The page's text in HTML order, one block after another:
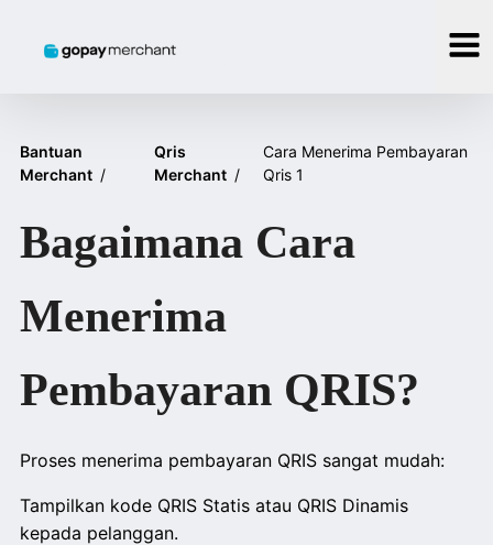
Bantuan
Merchant /
Qris
Merchant /
Cara Menerima Pembayaran
Qris 1
Bagaimana Cara
Menerima
Pembayaran QRIS?
Proses menerima pembayaran QRIS sangat mudah:
Tampilkan kode QRIS Statis atau QRIS Dinamis
kepada pelanggan.